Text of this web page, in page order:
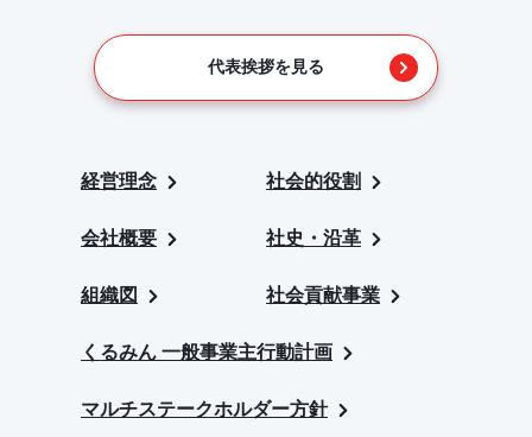
代表挨拶を見る
経営理念 社会的役割
会社概要 社史・沿革
組織図 社会貢献事業
くるみん 一般事業主行動計画
マルチステークホルダー方針